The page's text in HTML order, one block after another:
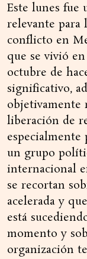
Este lunes fue
relevante
conflicto en
que se vivió
octubre de
significativo,
objetivamente
liberación de
especialmente
un grupo
internacional
se recortan
acelerada y
está
momento y
organización